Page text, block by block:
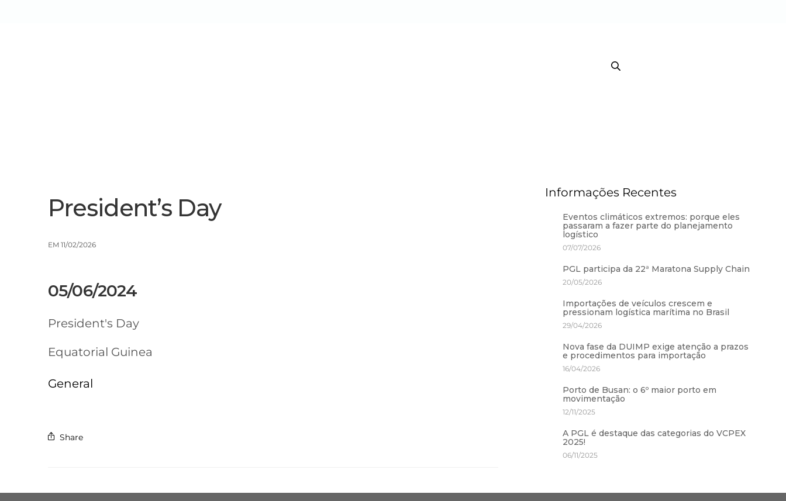
President’s Day
EM 11/02/2026
05/06/2024
President's Day
Equatorial Guinea
General
Share
Informações Recentes
Eventos climáticos extremos: porque eles
passaram a fazer parte do planejamento
logístico
07/07/2026
PGL participa da 22ª Maratona Supply Chain
20/05/2026
Importações de veículos crescem e
pressionam logística marítima no Brasil
29/04/2026
Nova fase da DUIMP exige atenção a prazos
e procedimentos para importação
16/04/2026
Porto de Busan: o 6º maior porto em
movimentação
12/11/2025
A PGL é destaque das categorias do VCPEX
2025!
06/11/2025